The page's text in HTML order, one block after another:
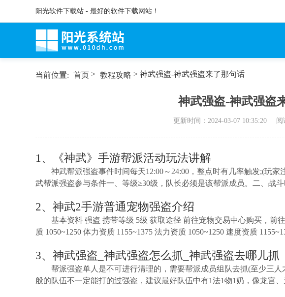
阳光软件下载站 - 最好的软件下载网站！
当前位置: 首页 > 教程攻略 > 神武强盗-神武强盗来了那句话
神武强盗-神武强盗
更新时间： 2024-03-07 10:35:20 阅
1、《神武》手游帮派活动玩法讲解
神武帮派强盗事件时间每天12:00～24:00，整点时有几率触发;(玩
武帮派强盗参与条件一、等级≥30级，队长必须是该帮派成员。二、战
2、神武2手游普通宠物强盗介绍
基本资料 强盗 携带等级 5级 获取途径 前往宠物交易中心购买，前
质 1050~1250 体力资质 1155~1375 法力资质 1050~1250 速度资质
3、神武强盗_神武强盗怎么抓_神武强盗去哪儿抓
帮派强盗单人是不可进行清理的，需要帮派成员组队去抓(至少三
般的队伍不一定能打的过强盗，建议最好队伍中有1法1物1奶，像龙宫